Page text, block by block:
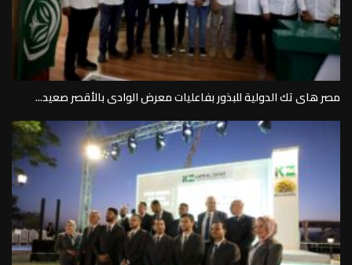
مصر هاى تك الدولية للبذور بفاعليات معرض الوادى بالأقصر صعيد...